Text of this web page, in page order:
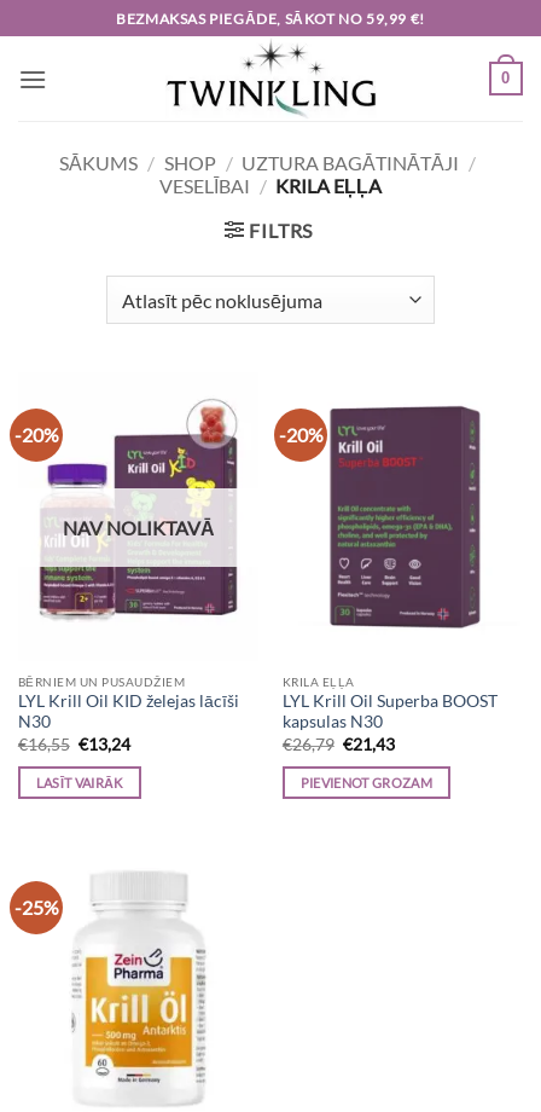
to
content
BEZMAKSAS PIEGĀDE, SĀKOT NO 59,99 €!
0
SĀKUMS / SHOP / UZTURA BAGĀTINĀTĀJI /
VESELĪBAI / KRILA EĻĻA
FILTRS
-20%
NAV NOLIKTAVĀ
BĒRNIEM UN PUSAUDŽIEM
LYL Krill Oil KID želejas lācīši
N30
€16,55 Original
price
was:
€16,55.
€13,24Current
is:
LASĪT VAIRĀK
-20%
KRILA EĻĻA
LYL Krill Oil Superba BOOST
kapsulas N30
€26,79 Original
price
was:
€26,79.
€21,43Current
is:
€21,43.
PIEVIENOT GROZAM
-25%